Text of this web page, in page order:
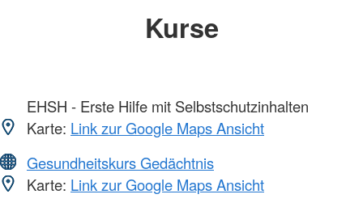
Kurse
EHSH - Erste Hilfe mit Selbstschutzinhalten
Karte: Link zur Google Maps Ansicht
Gesundheitskurs Gedächtnis
Karte: Link zur Google Maps Ansicht